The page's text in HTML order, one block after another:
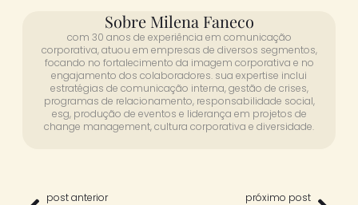
Sobre Milena Faneco
com 30 anos de experiência em comunicação
corporativa, atuou em empresas de diversos segmentos,
focando no fortalecimento da imagem corporativa e no
engajamento dos colaboradores. sua expertise inclui
estratégias de comunicação interna, gestão de crises,
programas de relacionamento, responsabilidade social,
esg, produção de eventos e liderança em projetos de
change management, cultura corporativa e diversidade.
post anterior
próximo post